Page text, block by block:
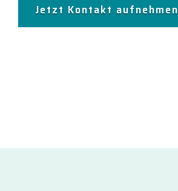
Jetzt Kontakt aufnehmen